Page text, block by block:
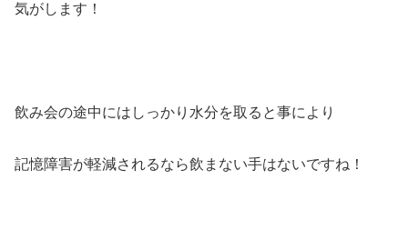
気がします！
飲み会の途中にはしっかり水分を取ると事により
記憶障害が軽減されるなら飲まない手はないですね！